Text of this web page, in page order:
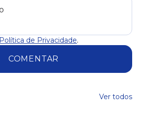
Política de Privacidade.
COMENTAR
Ver todos